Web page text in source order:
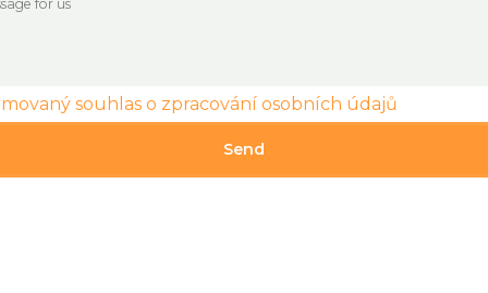
souhlas o zpracování osobních údajů
Send